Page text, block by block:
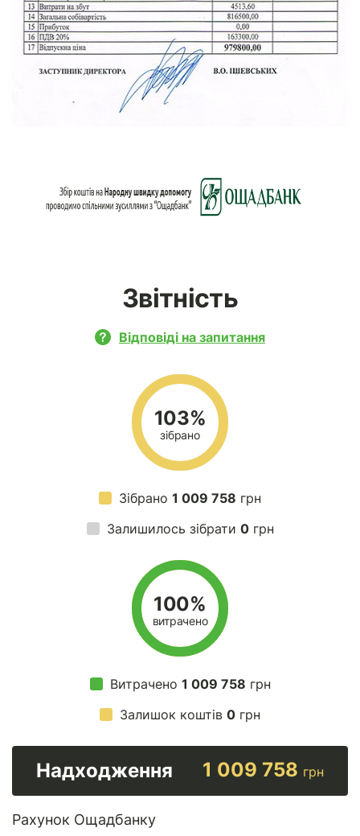
Звітність
Відповіді на запитання
103%
зібрано
Зібрано 1 009 758 грн
Залишилось зібрати 0грн
100%
витрачено
Витрачено 1 009 758 грн
Залишок коштів 0 грн
Надходження 1 009 758 грн
Рахунок Ощадбанку